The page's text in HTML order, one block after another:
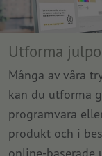
Utforma
Många av våra
kan du utforma
programvara
produkt och i